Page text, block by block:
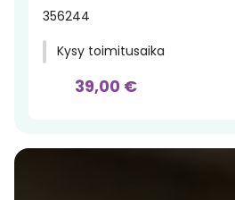
356244
Kysy toimitusaika
39,00 €